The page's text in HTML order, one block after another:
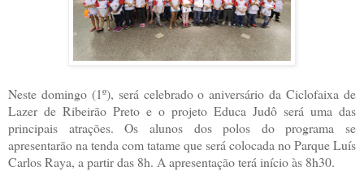
Neste domingo (1º), será celebrado o aniversário da Ciclofaixa de
Lazer de Ribeirão Preto e o projeto Educa Judô será uma das
principais atrações. Os alunos dos polos do programa se
apresentarão na tenda com tatame que será colocada no Parque Luís
Carlos Raya, a partir das 8h. A apresentação terá início às 8h30.